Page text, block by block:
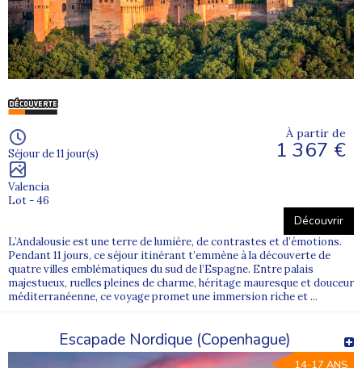
Notre sélection de colonies de vacances pour ados
Chez Supernova Juniors, chaque séjour est conçu pour répondre
aux attentes des adolescents : bouger, découvrir, partager et
ressentir des émotions fortes.
groupe, avec des programmes adaptés à chaque tranche d’âge et
Activités proposées dans nos colonies ados
Sports nautiques : surf, kayak, paddle
Activités sensations : accrobranche, canyoning
Séjours itinérants avec randonnées et découvertes locales
Activités multi-sports et défis collectifs
Veillées animées et temps de partage autour du feu
midi, puis raconter ses exploits lors d’une veillée.
Séjour de 11 jour(s)
Valencia
Lot - 46
À partir de
1 367 €
Découvrir
L’Andalousie est une terre de lumière, de contrastes et d’émotions.
Pendant 11 jours, ce séjour itinérant t’emmène à la découverte de
quatre villes emblématiques du sud de l’Espagne. Entre palais
majestueux, ruelles pleines de charme, héritage mauresque et douceur
méditerranéenne, ce voyage promet une immersion riche et ...
Escapade Nordique (Copenhague)